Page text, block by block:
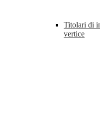
Titolari di
vertice